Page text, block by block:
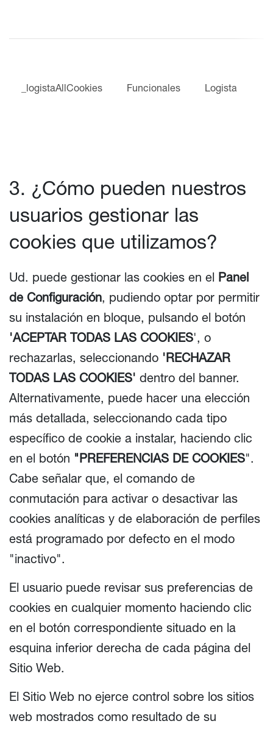
_logistaAllCookies Funcionales Logista
3. ¿Cómo pueden nuestros
usuarios gestionar las
cookies que utilizamos?
Ud. puede gestionar las cookies en el Panel
de Configuración, pudiendo optar por permitir
su instalación en bloque, pulsando el botón
'ACEPTAR TODAS LAS COOKIES', o
rechazarlas, seleccionando 'RECHAZAR
TODAS LAS COOKIES' dentro del banner.
Alternativamente, puede hacer una elección
más detallada, seleccionando cada tipo
específico de cookie a instalar, haciendo clic
en el botón "PREFERENCIAS DE COOKIES".
Cabe señalar que, el comando de
conmutación para activar o desactivar las
cookies analíticas y de elaboración de perfiles
está programado por defecto en el modo
"inactivo".
El usuario puede revisar sus preferencias de
cookies en cualquier momento haciendo clic
en el botón correspondiente situado en la
esquina inferior derecha de cada página del
Sitio Web.
El Sitio Web no ejerce control sobre los sitios
web mostrados como resultado de su